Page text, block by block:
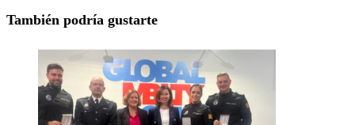
También podría gustarte